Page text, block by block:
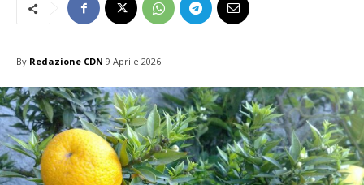
By Redazione CDN 9 Aprile 2026